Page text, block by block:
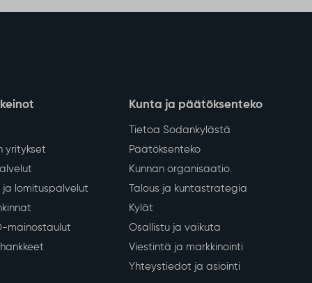
yritykset
lomituspalvelut
mainostaulut
Kunta ja päätöksenteko
Tietoa Sodankylästä
Päätöksenteko
Kunnan organisaatio
Talous ja kuntastrategia
Kylät
Osallistu ja vaikuta
Viestintä ja markkinointi
Yhteystiedot ja asiointi